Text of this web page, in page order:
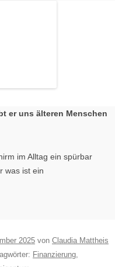
er uns älteren Menschen
im Alltag ein spürbar
was ist ein
2025 von Claudia Mattheis
Finanzierung,